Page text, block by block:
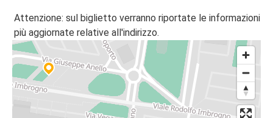
Attenzione: sul biglietto verranno riportate le informazioni
più aggiornate relative all'indirizzo.